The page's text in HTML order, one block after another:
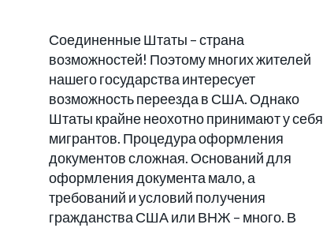
Соединенные Штаты – страна
возможностей! Поэтому многих жителей
нашего государства интересует
возможность переезда в США. Однако
Штаты крайне неохотно принимают у себя
мигрантов. Процедура оформления
документов сложная. Оснований для
оформления документа мало, а
требований и условий получения
гражданства США или ВНЖ – много. В